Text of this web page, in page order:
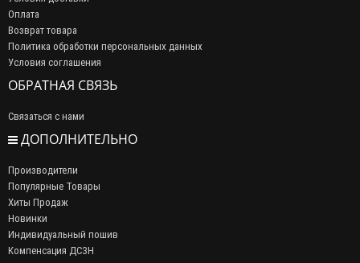
Оплата
Возврат товара
Политика обработки персональных данных
Условия соглашения
ОБРАТНАЯ СВЯЗЬ
Связаться с нами
ДОПОЛНИТЕЛЬНО
Производители
Популярные Товары
Хиты Продаж
Новинки
Индивидуальный пошив
Компенсация ДСЗН